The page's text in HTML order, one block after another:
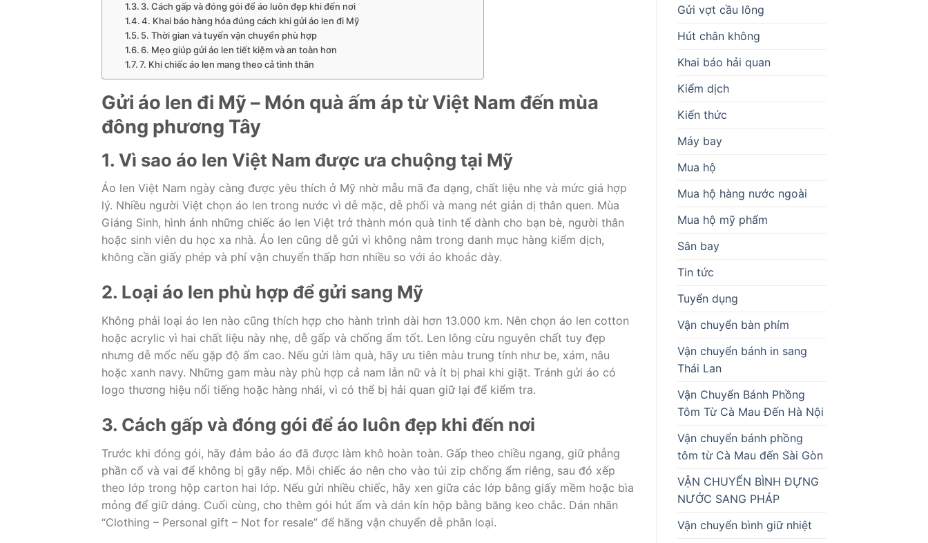
3. Cách gấp và đóng gói để áo luôn đẹp khi đến nơi
4. Khai báo hàng hóa đúng cách khi gửi áo len đi Mỹ
5. Thời gian và tuyến vận chuyển phù hợp
6. Mẹo giúp gửi áo len tiết kiệm và an toàn hơn
7. Khi chiếc áo len mang theo cả tình thân
Gửi áo len đi Mỹ – Món quà ấm áp từ Việt Nam đến mùa
đông phương Tây
1. Vì sao áo len Việt Nam được ưa chuộng tại Mỹ
Áo len Việt Nam ngày càng được yêu thích ở Mỹ nhờ mẫu mã đa dạng, chất liệu nhẹ và mức giá hợp
lý. Nhiều người Việt chọn áo len trong nước vì dễ mặc, dễ phối và mang nét giản dị thân quen. Mùa
Giáng Sinh, hình ảnh những chiếc áo len Việt trở thành món quà tinh tế dành cho bạn bè, người thân
hoặc sinh viên du học xa nhà. Áo len cũng dễ gửi vì không nằm trong danh mục hàng kiểm dịch,
không cần giấy phép và phí vận chuyển thấp hơn nhiều so với áo khoác dày.
2. Loại áo len phù hợp để gửi sang Mỹ
Không phải loại áo len nào cũng thích hợp cho hành trình dài hơn 13.000 km. Nên chọn áo len cotton
hoặc acrylic vì hai chất liệu này nhẹ, dễ gấp và chống ẩm tốt. Len lông cừu nguyên chất tuy đẹp
nhưng dễ mốc nếu gặp độ ẩm cao. Nếu gửi làm quà, hãy ưu tiên màu trung tính như be, xám, nâu
hoặc xanh navy. Những gam màu này phù hợp cả nam lẫn nữ và ít bị phai khi giặt. Tránh gửi áo có
logo thương hiệu nổi tiếng hoặc hàng nhái, vì có thể bị hải quan giữ lại để kiểm tra.
3. Cách gấp và đóng gói để áo luôn đẹp khi đến nơi
Trước khi đóng gói, hãy đảm bảo áo đã được làm khô hoàn toàn. Gấp theo chiều ngang, giữ phẳng
phần cổ và vai để không bị gãy nếp. Mỗi chiếc áo nên cho vào túi zip chống ẩm riêng, sau đó xếp
theo lớp trong hộp carton hai lớp. Nếu gửi nhiều chiếc, hãy xen giữa các lớp bằng giấy mềm hoặc bìa
mỏng để giữ dáng. Cuối cùng, cho thêm gói hút ẩm và dán kín hộp bằng băng keo chắc. Dán nhãn
“Clothing – Personal gift – Not for resale” để hãng vận chuyển dễ phân loại.
Gửi vợt cầu lông
Hút chân không
Khai báo hải quan
Kiểm dịch
Kiến thức
Máy bay
Mua hộ
Mua hộ hàng nước ngoài
Mua hộ mỹ phẩm
Sân bay
Tin tức
Tuyển dụng
Vận chuyển bàn phím
Vận chuyển bánh in sang
Thái Lan
Vận Chuyển Bánh Phồng
Tôm Từ Cà Mau Đến Hà Nội
Vận chuyển bánh phồng
tôm từ Cà Mau đến Sài Gòn
VẬN CHUYỂN BÌNH ĐỰNG
NƯỚC SANG PHÁP
Vận chuyển bình giữ nhiệt